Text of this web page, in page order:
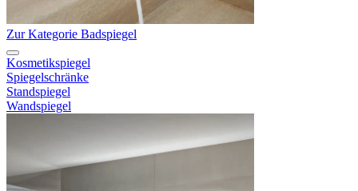
Zur Kategorie Badspiegel
Kosmetikspiegel
Spiegelschränke
Standspiegel
Wandspiegel